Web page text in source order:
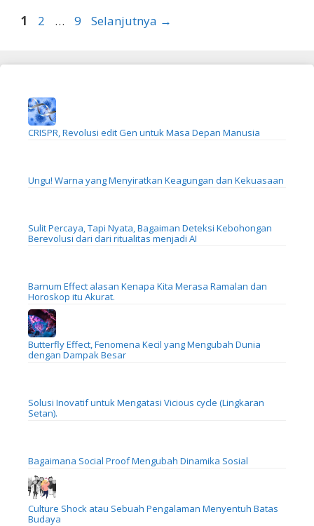
Halaman
1 Halaman
2 … Halaman
9 Selanjutnya →
CRISPR, Revolusi edit Gen untuk Masa Depan Manusia
Ungu! Warna yang Menyiratkan Keagungan dan Kekuasaan
Sulit Percaya, Tapi Nyata, Bagaiman Deteksi Kebohongan
Berevolusi dari dari ritualitas menjadi AI
Barnum Effect alasan Kenapa Kita Merasa Ramalan dan
Horoskop itu Akurat.
Butterfly Effect, Fenomena Kecil yang Mengubah Dunia
dengan Dampak Besar
Solusi Inovatif untuk Mengatasi Vicious cycle (Lingkaran
Setan).
Bagaimana Social Proof Mengubah Dinamika Sosial
Culture Shock atau Sebuah Pengalaman Menyentuh Batas
Budaya